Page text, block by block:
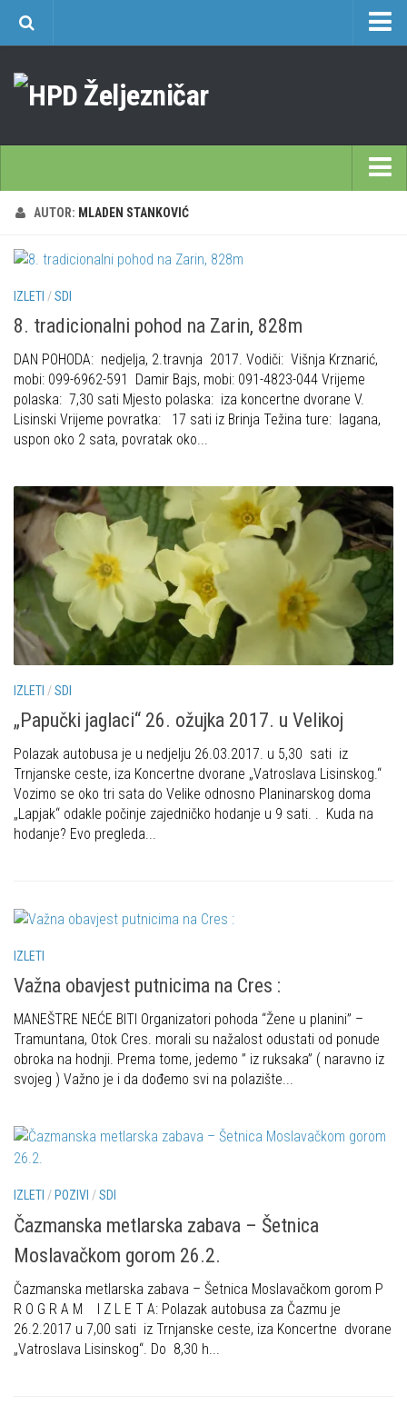
Učlanjenje
Kontakt
Sekcija društvenih izleta
Povijesti SDI
Gojzeki
Obiteljska
Izleti
Izvješća s izleta Obiteljske sekcije
Pruži mi ruku – OSI
OSI Novosti
Izleti
Izvješća s izleta OSI
Novosti SVP
Izvješća s izleta SVP
Speleolozi
Alpinisti
Početna
Često postavljana pitanja
Visokogorska škola
Alpinistička škola
Speleološka škola HPD Željezničar
Obilaznice
Špiljama Lijepe Naše
Hrvatske planinarske kuće
50 vrhova za 50 godina društva
Od vrha do vrha
4 godišnja doba na Oštrcu
Beži Jankec
Pohodi
Dragojlinom stazom na Okić
Dan Željezničara na Oštrcu
Putopisi
Put ekspedicionizma
Tomislav Zoričić – Tom
Markacijska komisija
Dosadašnje aktivnosti
Plan aktivnosti za 2025. godinu
Povijest Markacijske komisije
AUTOR: MLADEN STANKOVIĆ
IZLETI /SDI
8. tradicionalni pohod na Zarin, 828m
DAN POHODA: nedjelja, 2.travnja 2017. Vodiči: Višnja Krznarić,
mobi: 099-6962-591 Damir Bajs, mobi: 091-4823-044 Vrijeme
polaska: 7,30 sati Mjesto polaska: iza koncertne dvorane V.
Lisinski Vrijeme povratka: 17 sati iz Brinja Težina ture: lagana,
uspon oko 2 sata, povratak oko...
IZLETI /SDI
„Papučki jaglaci“ 26. ožujka 2017. u Velikoj
Polazak autobusa je u nedjelju 26.03.2017. u 5,30 sati iz
Trnjanske ceste, iza Koncertne dvorane „Vatroslava Lisinskog.“
Vozimo se oko tri sata do Velike odnosno Planinarskog doma
„Lapjak“ odakle počinje zajedničko hodanje u 9 sati. . Kuda na
hodanje? Evo pregleda...
IZLETI
Važna obavjest putnicima na Cres :
MANEŠTRE NEĆE BITI Organizatori pohoda “Žene u planini” –
Tramuntana, Otok Cres. morali su nažalost odustati od ponude
obroka na hodnji. Prema tome, jedemo ” iz ruksaka” ( naravno iz
svojeg ) Važno je i da dođemo svi na polazište...
IZLETI / POZIVI /SDI
Čazmanska metlarska zabava – Šetnica
Moslavačkom gorom 26.2.
Čazmanska metlarska zabava – Šetnica Moslavačkom gorom P
R O G R A M I Z L E T A: Polazak autobusa za Čazmu je
26.2.2017 u 7,00 sati iz Trnjanske ceste, iza Koncertne dvorane
„Vatroslava Lisinskog“. Do 8,30 h...